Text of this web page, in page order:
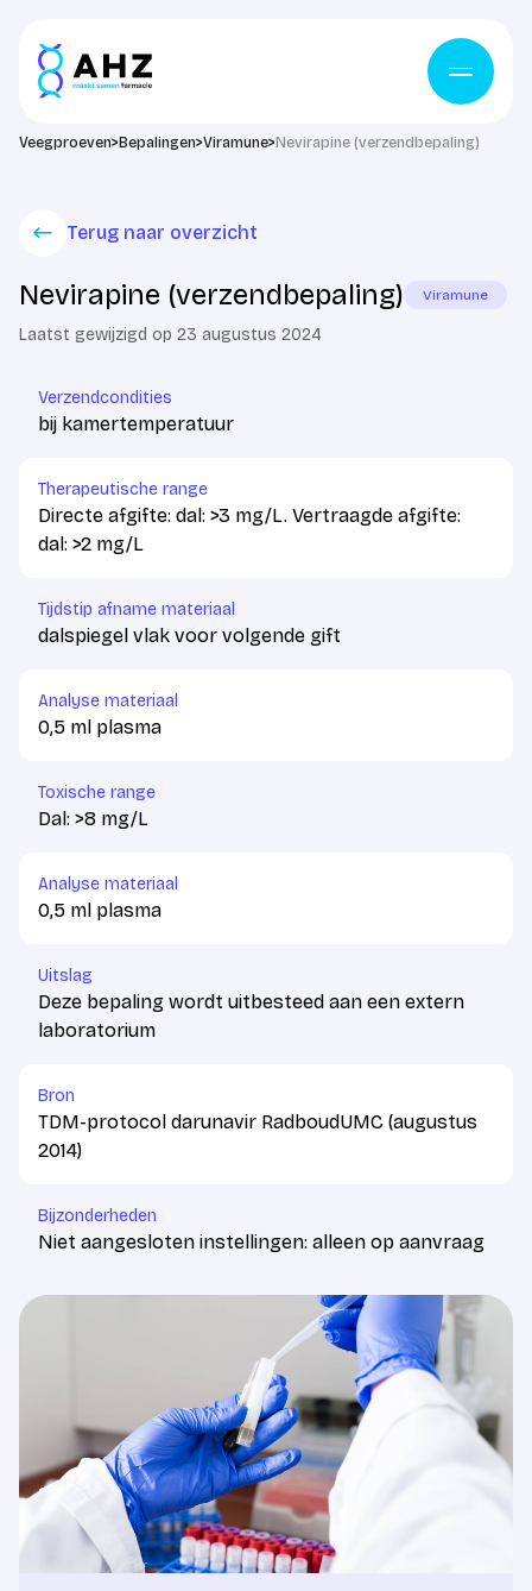
Veegproeven> Bepalingen>Viramune> Nevirapine (verzendbepaling)
Terug naar overzicht
Nevirapine (verzendbepaling) Viramune
Laatst gewijzigd op 23 augustus 2024
Verzendcondities
bij kamertemperatuur
Therapeutische range
Directe afgifte: dal: >3 mg/L. Vertraagde afgifte:
dal: >2 mg/L
Tijdstip afname materiaal
dalspiegel vlak voor volgende gift
Analyse materiaal
0,5 ml plasma
Toxische range
Dal: >8 mg/L
Analyse materiaal
0,5 ml plasma
Uitslag
Deze bepaling wordt uitbesteed aan een extern
laboratorium
Bron
TDM-protocol darunavir RadboudUMC (augustus
2014)
Bijzonderheden
Niet aangesloten instellingen: alleen op aanvraag